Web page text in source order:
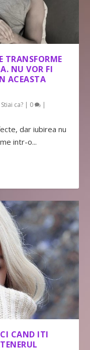
TRANSFORME
NU VOR FI
ACEASTA
Stiai ca? | 0 |
dar iubirea nu
intr-o...
CAND ITI